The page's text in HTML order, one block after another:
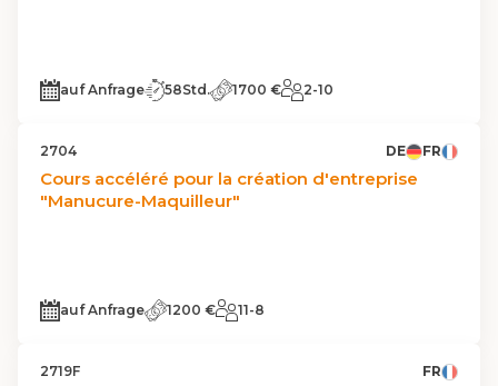
auf Anfrage 58Std. 1700 € 2-10
2704 DE FR
Cours accéléré pour la création d'entreprise
"Manucure-Maquilleur"
auf Anfrage 1200 € 11-8
2719F FR